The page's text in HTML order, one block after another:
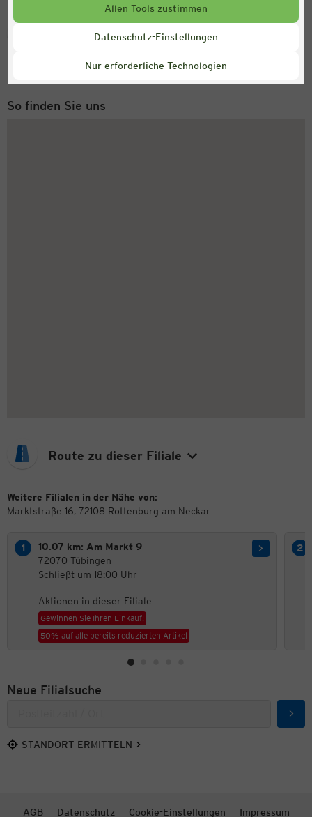
Allen Tools zustimmen
Datenschutz-Einstellungen
Nur erforderliche Technologien
Service Hotline
Montag bis Freitag 8-18 Uhr
So finden Sie uns
Route zu dieser Filiale
Weitere Filialen in der Nähe von:
Marktstraße 16, 72108 Rottenburg am Neckar
10.07 km: Am Markt 9
72070 Tübingen
Schließt um 18:00 Uhr
Aktionen in dieser Filiale
Gewinnen Sie Ihren Einkauf!
50% auf alle bereits reduzierten Artikel
Neue Filialsuche
STANDORT ERMITTELN
AGB Datenschutz Cookie-Einstellungen Impressum